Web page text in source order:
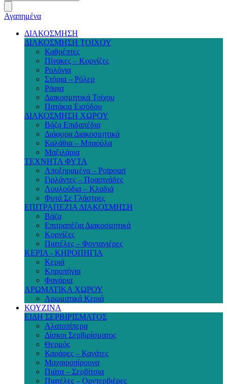
Αγαπημένα
ΔΙΑΚΟΣΜΗΣΗ
ΔΙΑΚΟΣΜΗΣΗ ΤΟΙΧΟΥ
Καθρέπτες
Πίνακες – Κορνίζες
Ρολόγια
Στόρια – Ρόλερ
Ράφια
Διακοσμητικά Τοίχου
Πατάκια Εισόδου
ΔΙΑΚΟΣΜΗΣΗ ΧΩΡΟΥ
Βάζα Επιδαπέδια
Διάφορα Διακοσμητικά
Καλάθια – Μπαούλα
Μαξιλάρια
ΤΕΧΝΗΤΑ ΦΥΤΑ
Αποξηραμένα – Potpouri
Γιρλάντες – Πρασινάδες
Λουλούδια – Κλαδιά
Φυτά Σε Γλάστρες
ΕΠΙΤΡΑΠΕΖΙΑ ΔΙΑΚΟΣΜΗΣΗ
Βάζα
Επιτραπέζια Διακοσμητικά
Κορνίζες
Πιατέλες – Φοντανιέρες
ΚΕΡΙΑ - ΚΗΡΟΠΗΓΙΑ
Κεριά
Κηροπήγια
Φανάρια
ΑΡΩΜΑΤΙΚΑ ΧΩΡΟΥ
Αρωματικά Κεριά
ΚΟΥΖΙΝΑ
ΕΙΔΗ ΣΕΡΒΙΡΙΣΜΑΤΟΣ
Αλατοπίπερα
Δίσκοι Σερβιρίσματος
Θερμός
Καράφες – Κανάτες
Μαχαιροπίρουνα
Πιάτα – Σερβίτσια
Πιατέλες – Ορντερβιέρες